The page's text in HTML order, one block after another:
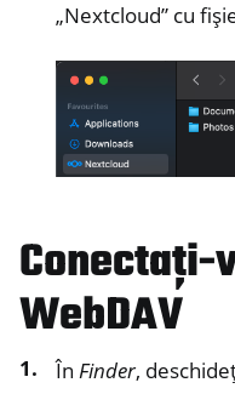
„Nextcloud” cu
Conectați-
WebDAV
În Finder,